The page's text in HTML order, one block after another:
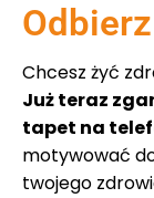
Chcesz żyć
Już teraz
tapet na
motywować
twojego